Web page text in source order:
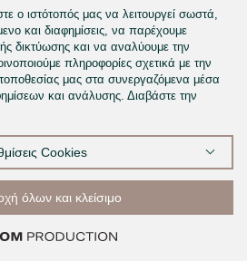
ο ιστότοπός μας να λειτουργεί σωστά,
και διαφημίσεις, να παρέχουμε
δικτύωσης και να αναλύουμε την
πληροφορίες σχετικά με την
μας στα συνεργαζόμενα μέσα
και ανάλυσης. Διαβάστε την
Cookies
όλων και κλείσιμο